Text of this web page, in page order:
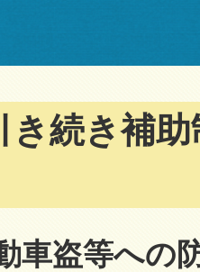
き続き補
車盗等への